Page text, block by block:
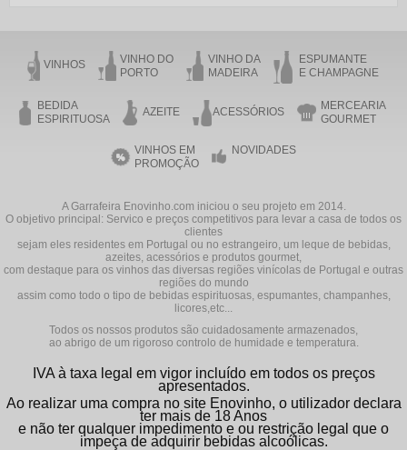
VINHOS
VINHO DO
PORTO
VINHO DA
MADEIRA
ESPUMANTE
E CHAMPAGNE
BEDIDA
ESPIRITUOSA
AZEITE ACESSÓRIOS
MERCEARIA
GOURMET
VINHOS EM
PROMOÇÃO
NOVIDADES
A Garrafeira Enovinho.com iniciou o seu projeto em 2014.
O objetivo principal: Servico e preços competitivos para levar a casa de todos os
clientes
sejam eles residentes em Portugal ou no estrangeiro, um leque de bebidas,
azeites, acessórios e produtos gourmet,
com destaque para os vinhos das diversas regiões vinícolas de Portugal e outras
regiões do mundo
assim como todo o tipo de bebidas espirituosas, espumantes, champanhes,
licores,etc...
Todos os nossos produtos são cuidadosamente armazenados,
ao abrigo de um rigoroso controlo de humidade e temperatura.
IVA à taxa legal em vigor incluído em todos os preços
apresentados.
Ao realizar uma compra no site Enovinho, o utilizador declara
ter mais de 18 Anos
e não ter qualquer impedimento e ou restrição legal que o
impeça de adquirir bebidas alcoólicas.